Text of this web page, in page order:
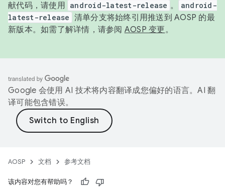
献代码，请使用 android-latest-release 。
android-
latest-release 清单分支将始终引用推送到 AOSP 的最
新版本。如需了解详情，请参阅 AOSP 变更。
Google 会使用 AI 技术将内容翻译成您偏好的语言。AI 翻
译可能包含错误。
AOSP 文档 参考文档
该内容对您有帮助吗？